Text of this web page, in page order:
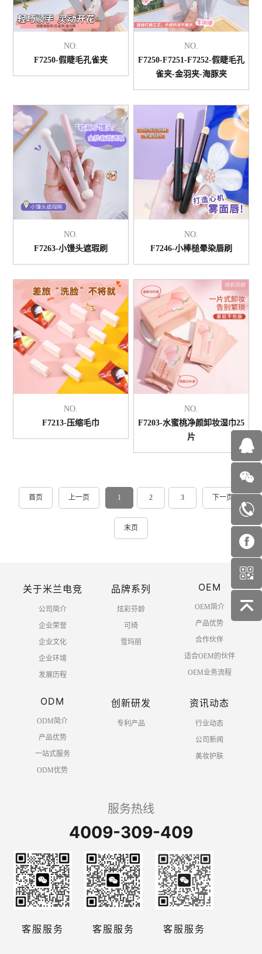
NO.
F7250-假睫毛孔雀夹
NO.
F7250-F7251-F7252-假睫毛孔
雀夹-金羽夹-海豚夹
NO.
F7263-小馒头遮瑕刷
NO.
F7246-小棒槌晕染唇刷
NO.
F7213-压缩毛巾
NO.
F7203-水蜜桃净颜卸妆湿巾25
片
首页 上一页 1 2 3 下一页
末页
关于米兰电竞
公司简介
企业荣誉
企业文化
企业环境
发展历程
品牌系列
炫彩芬龄
可绮
雪玛丽
OEM
OEM简介
产品优势
合作伙伴
适合OEM的伙伴
OEM业务流程
ODM
ODM简介
产品优势
一站式服务
ODM优势
创新研发
专利产品
资讯动态
行业动态
公司新闻
美妆护肤
服务热线
4009-309-409
客服服务 客服服务 客服服务